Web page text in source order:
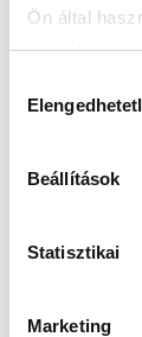
Ön által
weboldalon
kiválasztása
Beállítások
Statisztikai
Marketing